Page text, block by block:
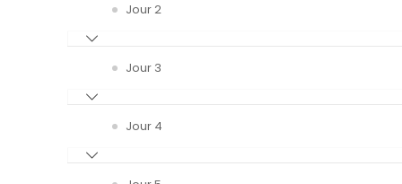
Jour 2
Jour 3
Jour 4